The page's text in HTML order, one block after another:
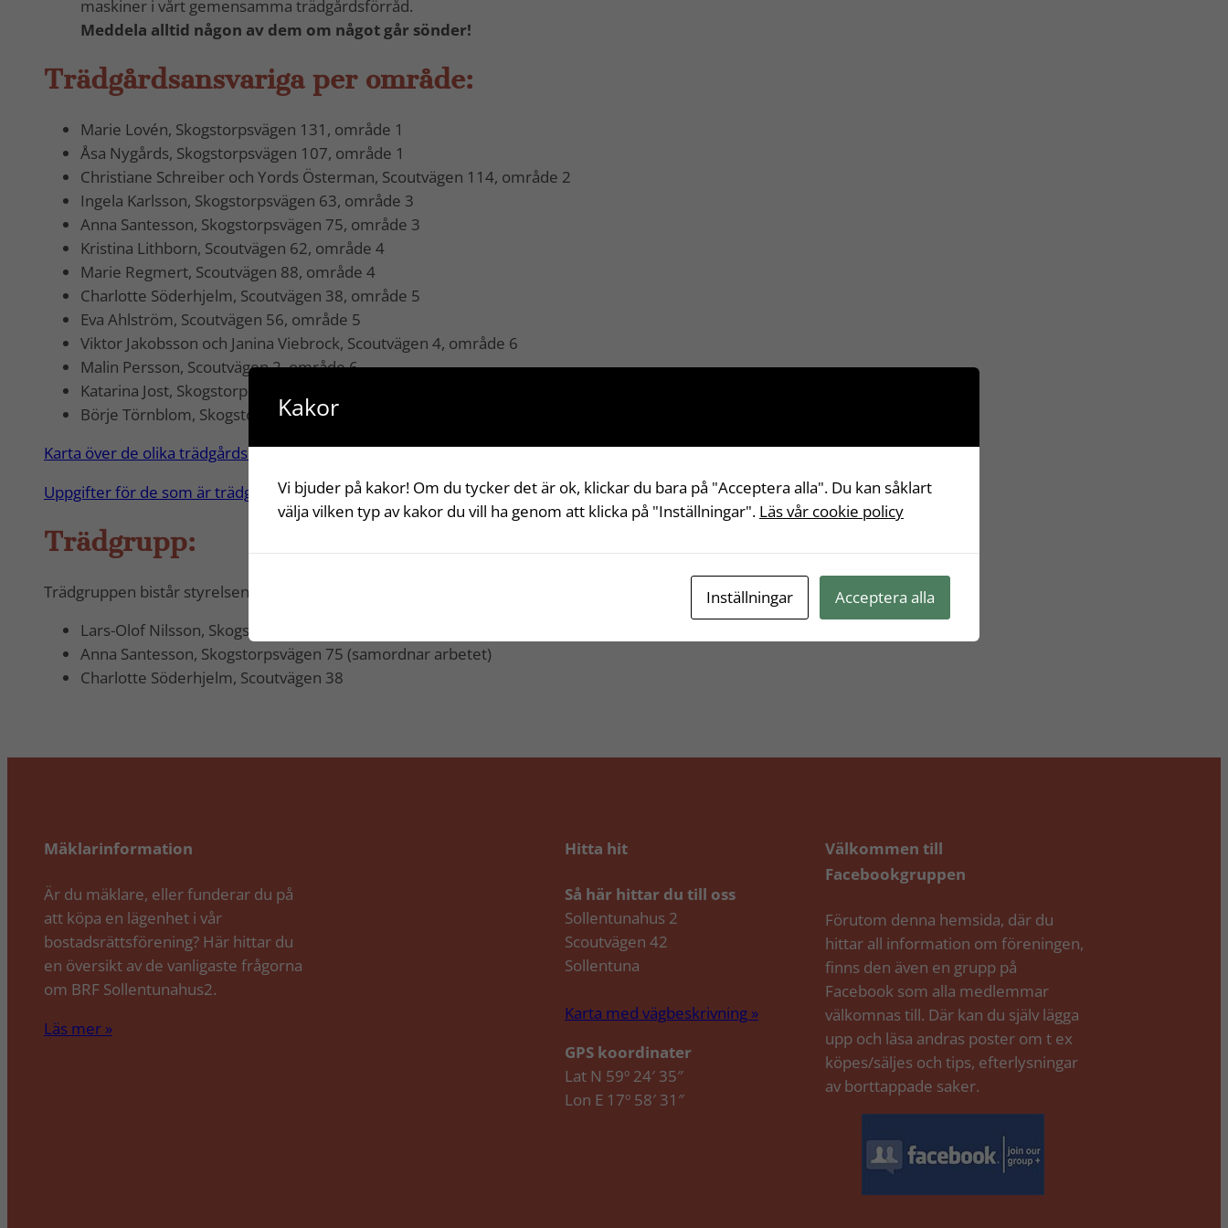
maskiner i vårt gemensamma trädgårdsförråd.
Meddela alltid någon av dem om något går sönder!
Trädgårdsansvariga per område:
Marie Lovén, Skogstorpsvägen 131, område 1
Åsa Nygårds, Skogstorpsvägen 107, område 1
Christiane Schreiber och Yords Österman, Scoutvägen 114, område 2
Ingela Karlsson, Skogstorpsvägen 63, område 3
Anna Santesson, Skogstorpsvägen 75, område 3
Kristina Lithborn, Scoutvägen 62, område 4
Marie Regmert, Scoutvägen 88, område 4
Charlotte Söderhjelm, Scoutvägen 38, område 5
Eva Ahlström, Scoutvägen 56, område 5
Viktor Jakobsson och Janina Viebrock, Scoutvägen 4, område 6
Malin Persson, Scoutvägen 2, område 6
Katarina Jost, Skogstorpsvägen 27, område 7
Börje Törnblom, Skogstorpsvägen 17, område 7
Karta över de olika trädgårdsområdena (pdf)
Uppgifter för de som är trädgårdsansvariga (pdf)
Trädgrupp:
Trädgruppen bistår styrelsen med förslag och synpunkter på våra träd.
Lars-Olof Nilsson, Skogstorpsvägen 129
Anna Santesson, Skogstorpsvägen 75 (samordnar arbetet)
Charlotte Söderhjelm, Scoutvägen 38
Mäklarinformation
Är du mäklare, eller funderar du på
att köpa en lägenhet i vår
bostadsrättsförening? Här hittar du
en översikt av de vanligaste frågorna
om BRF Sollentunahus2.
Läs mer »
Hitta hit
Så här hittar du till oss
Sollentunahus 2
Scoutvägen 42
Sollentuna
Karta med vägbeskrivning »
GPS koordinater
Lat N 59º 24′ 35″
Lon E 17º 58′ 31″
Välkommen till
Facebookgruppen
Förutom denna hemsida, där du
hittar all information om föreningen,
finns den även en grupp på
Facebook som alla medlemmar
välkomnas till. Där kan du själv lägga
upp och läsa andras poster om t ex
köpes/säljes och tips, efterlysningar
av borttappade saker.
Kakor
Vi bjuder på kakor! Om du tycker det är ok, klickar du bara på "Acceptera alla". Du kan såklart
välja vilken typ av kakor du vill ha genom att klicka på "Inställningar". Läs vår cookie policy
Inställningar Acceptera alla